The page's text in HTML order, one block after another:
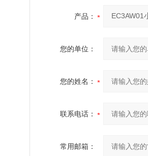
产品：
您的单位：
您的姓名：
联系电话：
常用邮箱：